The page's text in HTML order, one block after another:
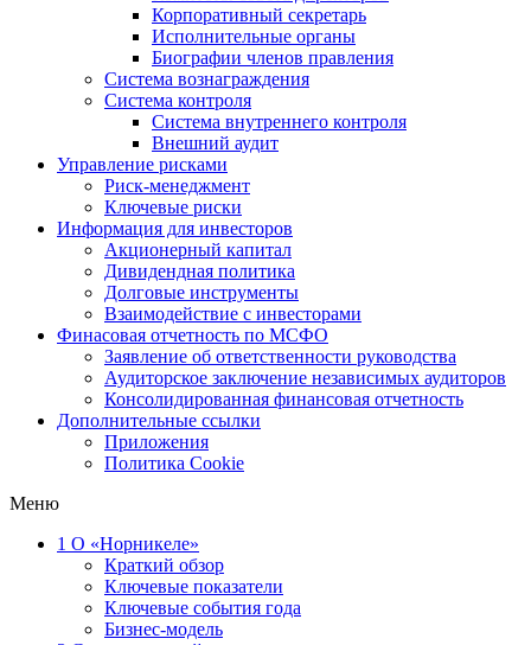
Корпоративный секретарь
Исполнительные органы
Биографии членов правления
Система вознаграждения
Система контроля
Система внутреннего контроля
Внешний аудит
Управление рисками
Риск-менеджмент
Ключевые риски
Информация для инвесторов
Акционерный капитал
Дивидендная политика
Долговые инструменты
Взаимодействие с инвеcторами
Финасовая отчетность по МСФО
Заявление об ответственности руководства
Аудиторское заключение независимых аудиторов
Консолидированная финансовая отчетность
Дополнительные ссылки
Приложения
Политика Cookie
Меню
1 О «Норникеле»
Краткий обзор
Ключевые показатели
Ключевые события года
Бизнес-модель